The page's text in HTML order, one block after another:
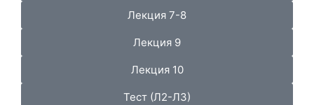
Лекция 7-8
Лекция 9
Лекция 10
Тест (Л2-Л3)